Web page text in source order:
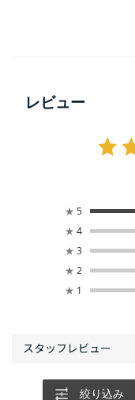
レビュー
★ 5
★ 4
★ 3
★ 2
★ 1
絞り込み